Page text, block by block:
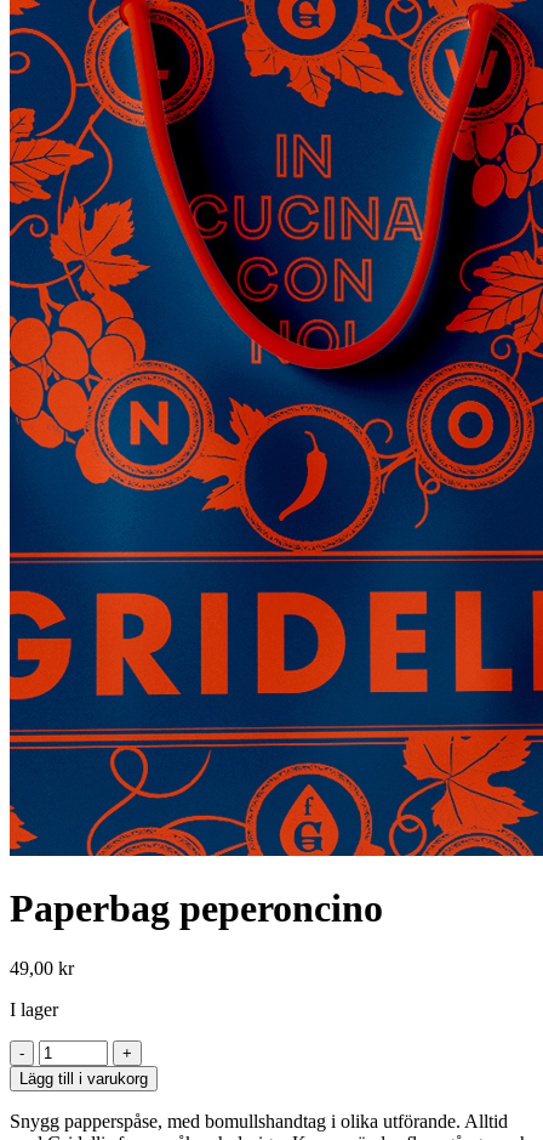
Paperbag peperoncino
49,00 kr
I lager
Paperbag
peperoncino
mängd
Lägg till i varukorg
Snygg papperspåse, med bomullshandtag i olika utförande. Alltid